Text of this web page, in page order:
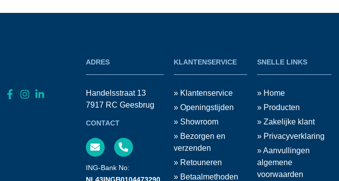
ADRES
Handelsstraat 13
7917 RC Geesbrug
CONTACT
ING-Bank No:
NL43INGB0104473290
KLANTENSERVICE
» Klantenservice
» Openingstijden
» Showroom
» Bezorgen en
verzenden
» Retouneren
» Betaalmethoden
SNELLE LINKS
» Home
» Producten
» Zakelijke klant
» Privacyverklaring
» Aanvullingen
algemene
voorwaarden